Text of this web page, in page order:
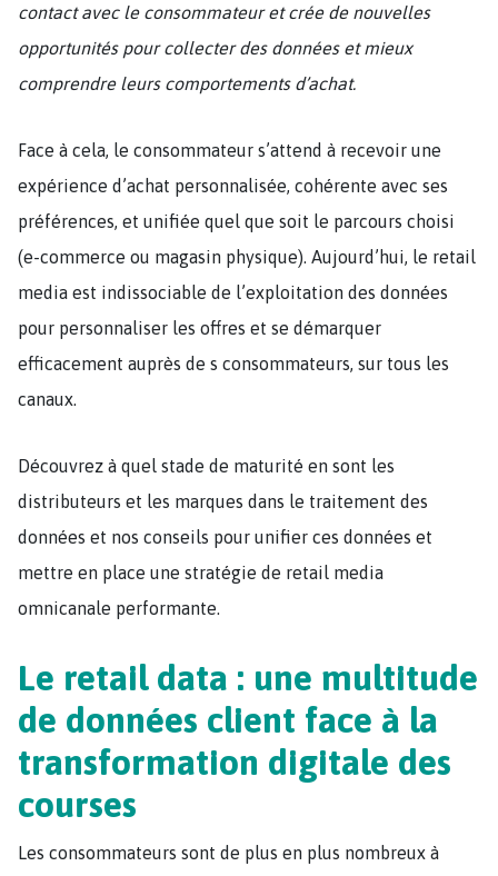
contact avec le consommateur et crée de nouvelles
opportunités pour collecter des données et mieux
comprendre leurs comportements d’achat.
Face à cela, le consommateur s’attend à recevoir une
expérience d’achat personnalisée, cohérente avec ses
préférences, et unifiée quel que soit le parcours choisi
(e-commerce ou magasin physique). Aujourd’hui, le retail
media est indissociable de l’exploitation des données
pour personnaliser les offres et se démarquer
efficacement auprès de s consommateurs, sur tous les
canaux.
Découvrez à quel stade de maturité en sont les
distributeurs et les marques dans le traitement des
données et nos conseils pour unifier ces données et
mettre en place une stratégie de retail media
omnicanale performante.
Le retail data : une multitude
de données client face à la
transformation digitale des
courses
Les consommateurs sont de plus en plus nombreux à